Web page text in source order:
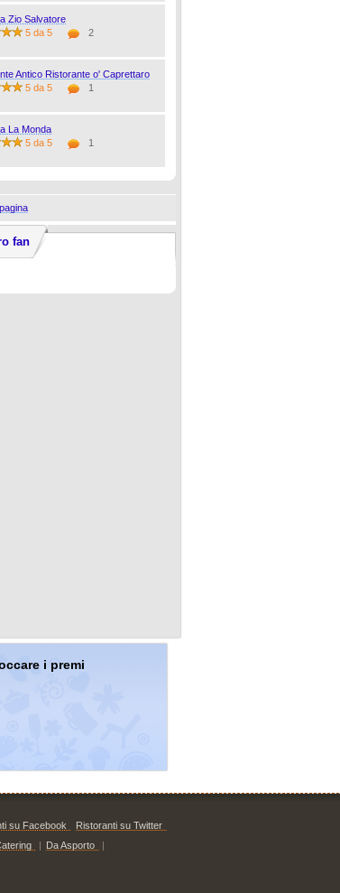
Zio Salvatore
5 da 5
2
Antico Ristorante o' Caprettaro
5 da 5
1
La Monda
5 da 5
1
fan
i premi
su Facebook
Ristoranti su Twitter
| Da Asporto
|